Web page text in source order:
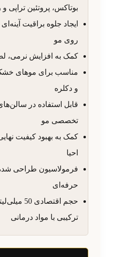
بوتاکس، پروتئین تراپی و
ایجاد جلوه براقیت
روی مو
کمک به افزایش نرمی،
مناسب برای موهای
و دکلره
قابل استفاده در
تخصصی مو
کمک به بهبود کیفیت
احیا
فرمولاسیون طراحی شده
حرفه‌ای
حجم
ترکیبی با مواد درمانی